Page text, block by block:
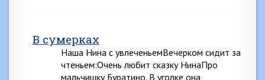
В сумерках
Наша Нина с увлеченьемВечерком сидит за
чтеньем:Очень любит сказку НинаПро
мальчишку Буратино. В уголке она